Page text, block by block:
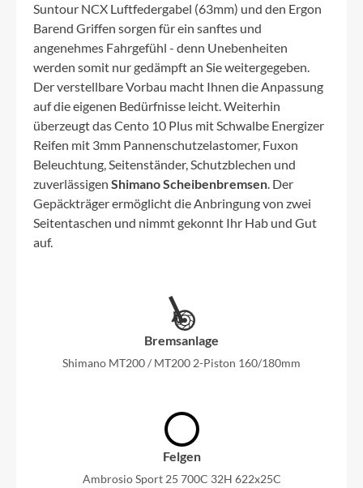
Suntour NCX Luftfedergabel (63mm) und den Ergon
Barend Griffen sorgen für ein sanftes und
angenehmes Fahrgefühl - denn Unebenheiten
werden somit nur gedämpft an Sie weitergegeben.
Der verstellbare Vorbau macht Ihnen die Anpassung
auf die eigenen Bedürfnisse leicht. Weiterhin
überzeugt das Cento 10 Plus mit Schwalbe Energizer
Reifen mit 3mm Pannenschutzelastomer, Fuxon
Beleuchtung, Seitenständer, Schutzblechen und
zuverlässigen Shimano Scheibenbremsen. Der
Gepäckträger ermöglicht die Anbringung von zwei
Seitentaschen und nimmt gekonnt Ihr Hab und Gut
auf.
Bremsanlage
Shimano MT200 / MT200 2-Piston 160/180mm
Felgen
Ambrosio Sport 25 700C 32H 622x25C